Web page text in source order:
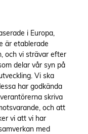
i Europa,
är etablerade
och vi strävar efter
delar vår syn på
Vi ska
har godkända
skriva
och att
vi att vi har
med